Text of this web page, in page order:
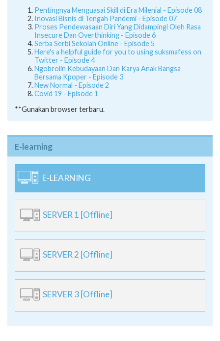
Pentingnya Menguasai Skill di Era Milenial - Episode 08
Inovasi Bisnis di Tengah Pandemi - Episode 07
Proses Pendewasaan Diri Yang Didampingi Oleh Rasa
Insecure Dan Overthinking - Episode 6
Serba Serbi Sekolah Online - Episode 5
Here's a helpful guide for you to using suksmafess on
Twitter - Episode 4
Ngobrolin Kebudayaan Dan Karya Anak Bangsa
Bersama Kpoper - Episode 3
New Normal - Episode 2
Covid 19 - Episode 1
**Gunakan browser terbaru.
E-learning
E-LEARNING
SERVER 1 [Offline]
SERVER 2 [Offline]
SERVER 3 [Offline]